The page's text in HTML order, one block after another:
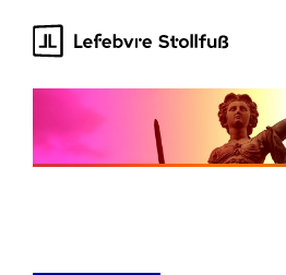
springen